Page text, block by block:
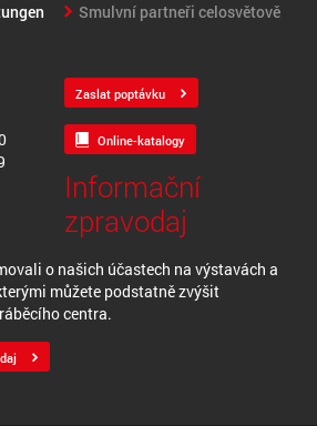
Smulvní partneři celosvětově
Zaslat poptávku
Online-katalogy
Informační
zpravodaj
o našich účastech na výstavách a
můžete podstatně zvýšit
centra.